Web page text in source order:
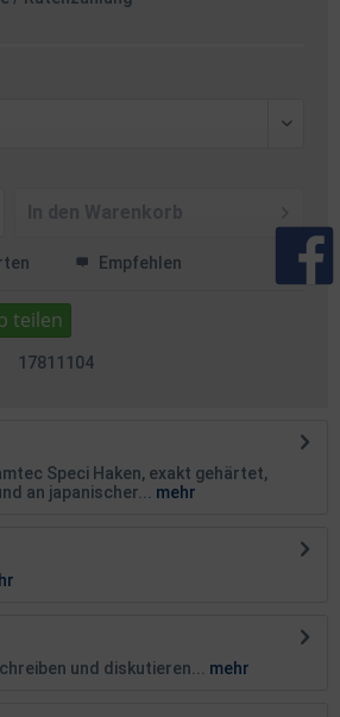
Empfehlen
17811104
Speci Haken, exakt gehärtet,
an japanischer...
mehr
und diskutieren...
mehr